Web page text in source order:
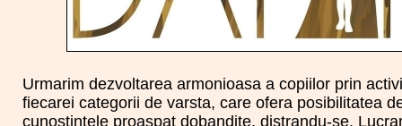
Urmarim dezvoltarea armonioasa a copiilor prin
fiecarei categorii de varsta, care ofera posibilitatea
cunostintele proaspat dobandite, distrandu-se.